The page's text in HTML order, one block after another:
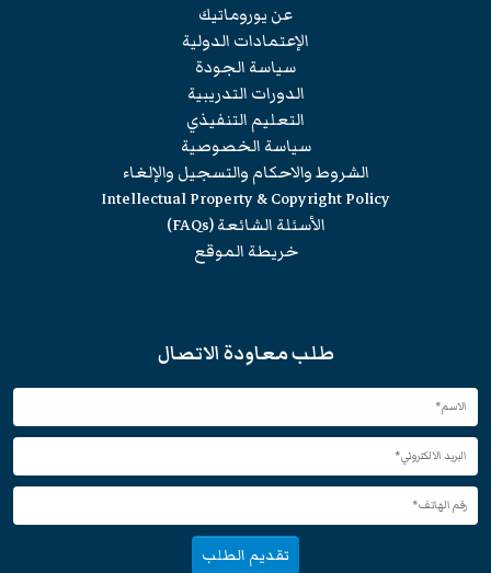
عن يوروماتيك
الإعتمادات الدولية
سياسة الجودة
الدورات التدريبية
التعليم التنفيذي
سياسة الخصوصية
الشروط والاحكام والتسجيل والإلغاء
Intellectual Property & Copyright Policy
الأسئلة الشائعة (FAQs)
خريطة الموقع
طلب معاودة الاتصال
تقديم الطلب